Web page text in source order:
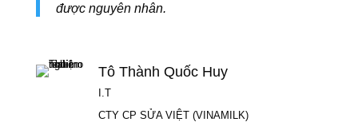
được nguyên nhân.
Tô Thành Quốc Huy
I.T
CTY CP SỬA VIỆT (VINAMILK)